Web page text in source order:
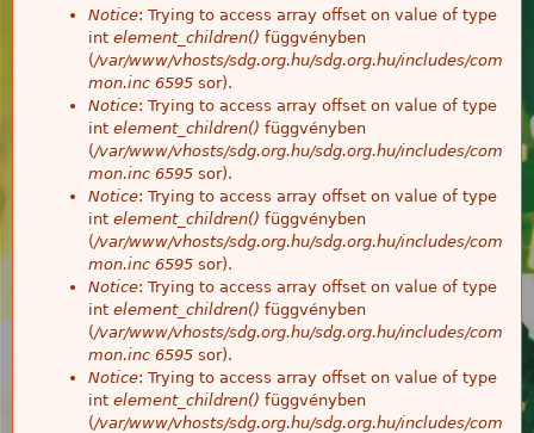
Notice: Trying to access array offset on value of type
int element_children() függvényben
(/var/www/vhosts/sdg.org.hu/sdg.org.hu/includes/com
mon.inc 6595 sor).
Notice: Trying to access array offset on value of type
int element_children() függvényben
(/var/www/vhosts/sdg.org.hu/sdg.org.hu/includes/com
mon.inc 6595 sor).
Notice: Trying to access array offset on value of type
int element_children() függvényben
(/var/www/vhosts/sdg.org.hu/sdg.org.hu/includes/com
mon.inc 6595 sor).
Notice: Trying to access array offset on value of type
int element_children() függvényben
(/var/www/vhosts/sdg.org.hu/sdg.org.hu/includes/com
mon.inc 6595 sor).
Notice: Trying to access array offset on value of type
int element_children() függvényben
(/var/www/vhosts/sdg.org.hu/sdg.org.hu/includes/com